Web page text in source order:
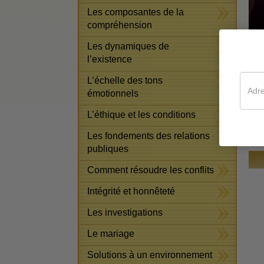
Les composantes de la
compréhension
Les dynamiques de
l’existence
L’échelle des tons
émotionnels
L’éthique et les conditions
Les fondements des relations
publiques
Comment résoudre les conflits
Intégrité et honnêteté
Les investigations
Le mariage
Solutions à un environnement